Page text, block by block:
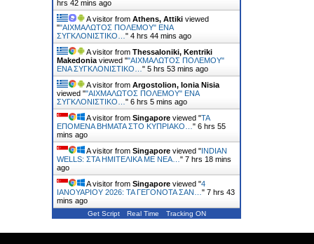
hrs 42 mins ago
A visitor from Athens, Attiki viewed
""ΑΙΧΜΑΛΩΤΟΣ ΠΟΛΕΜΟΥ" ΕΝΑ
ΣΥΓΚΛΟΝΙΣΤΙΚΟ… " 4 hrs 44 mins ago
A visitor from Thessaloniki, Kentriki
Makedonia viewed ""ΑΙΧΜΑΛΩΤΟΣ ΠΟΛΕΜΟΥ"
ΕΝΑ ΣΥΓΚΛΟΝΙΣΤΙΚΟ… " 5 hrs 53 mins ago
A visitor from Argostolion, Ionia Nisia
viewed ""ΑΙΧΜΑΛΩΤΟΣ ΠΟΛΕΜΟΥ" ΕΝΑ
ΣΥΓΚΛΟΝΙΣΤΙΚΟ… " 6 hrs 5 mins ago
A visitor from Singapore viewed "ΤΑ
ΕΠΟΜΕΝΑ ΒΗΜΑΤΑ ΣΤΟ ΚΥΠΡΙΑΚΟ… " 6 hrs 55
mins ago
A visitor from Singapore viewed "INDIAN
WELLS: ΣΤΑ ΗΜΙΤΕΛΙΚΑ ΜΕ ΝΕΑ… " 7 hrs 18 mins
ago
A visitor from Singapore viewed "4
ΙΑΝΟΥΑΡΙΟΥ 2026: ΤΑ ΓΕΓΟΝΟΤΑ ΣΑΝ… " 7 hrs 43
mins ago
Get Script Real Time Tracking ON